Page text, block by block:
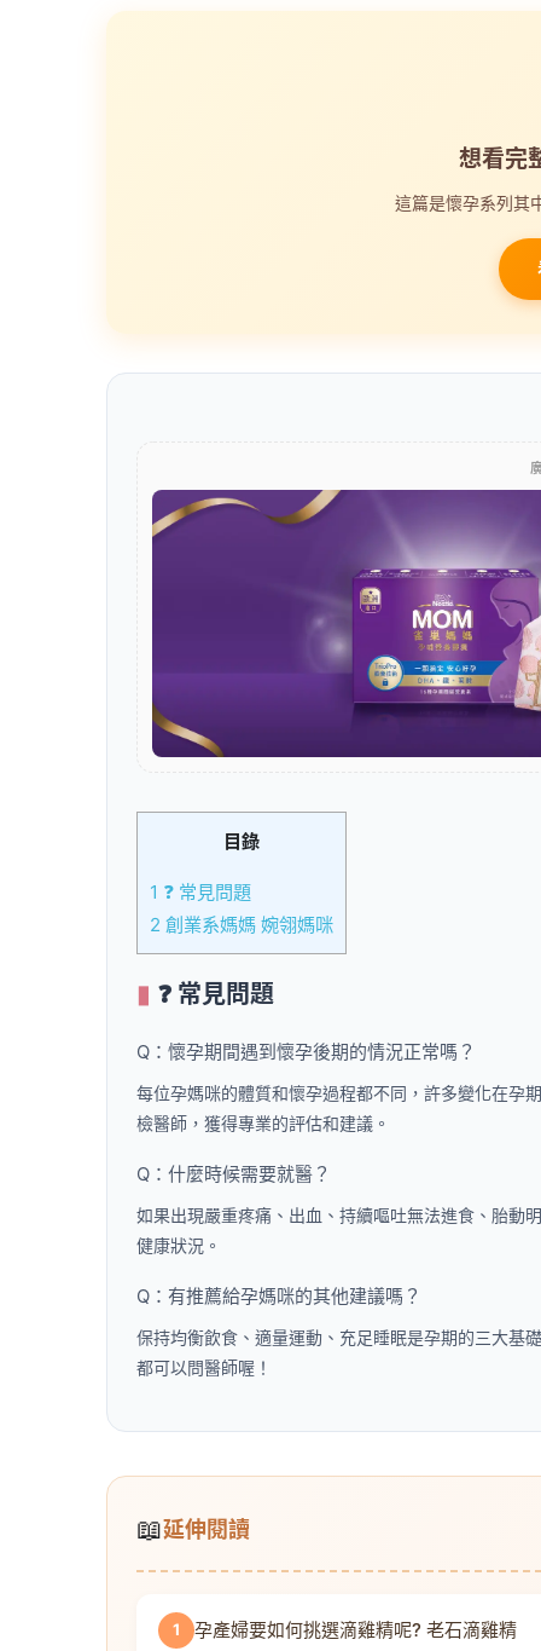
想看完
這篇是懷孕系列其
目錄
1 ❓ 常見問題
2 創業系媽媽 婉翎媽咪
❓ 常見問題
Q：懷孕期間遇到懷孕後期的情況正常嗎？
每位孕媽咪的體質和懷孕過程都不同，許多變化在孕
檢醫師，獲得專業的評估和建議。
Q：什麼時候需要就醫？
如果出現嚴重疼痛、出血、持續嘔吐無法進食、胎動
健康狀況。
Q：有推薦給孕媽咪的其他建議嗎？
保持均衡飲食、適量運動、充足睡眠是孕期的三大基
都可以問醫師喔！
📖延伸閱讀
1 孕產婦要如何挑選滴雞精呢? 老石滴雞精